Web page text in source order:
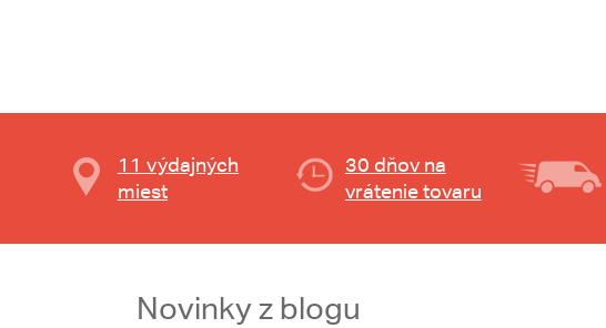
11 výdajných
miest
30 dňov na
vrátenie tovaru
Novinky z blogu